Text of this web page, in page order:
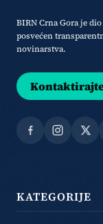
BIRN Crna Gora je
posvećen
novinarstva.
FacebookX
KATEGORIJE